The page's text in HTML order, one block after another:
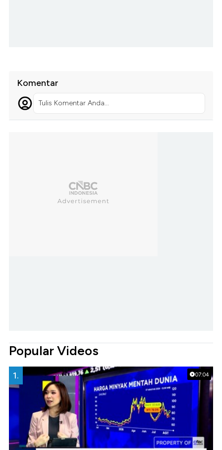
Komentar
Tulis Komentar Anda...
Popular Videos
07:04
1.